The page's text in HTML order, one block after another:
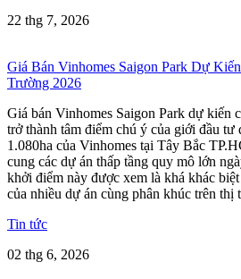
22 thg 7, 2026
Giá Bán Vinhomes Saigon Park Dự
Trường 2026
Giá bán Vinhomes Saigon Park dự kiến
trở thành tâm điểm chú ý của giới đầu tư
1.080ha của Vinhomes tại Tây Bắc
cung các dự án thấp tầng quy mô lớn
khởi điểm này được xem là khá khác
của nhiều dự án cùng phân khúc trên thị
Tin tức
02 thg 6, 2026